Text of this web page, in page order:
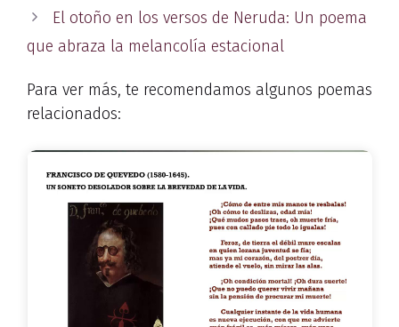
El otoño en los versos de Neruda: Un poema
que abraza la melancolía estacional
Para ver más, te recomendamos algunos poemas
relacionados: